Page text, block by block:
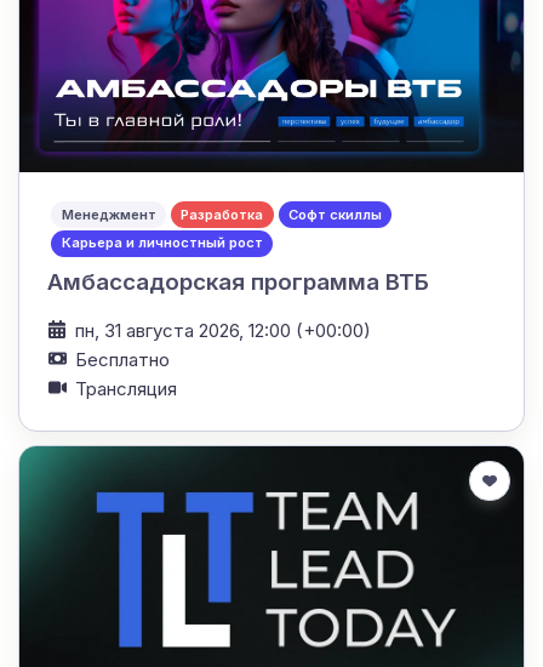
Менеджмент Разработка
Софт скиллы
Карьера и личностный рост
Амбассадорская программа ВТБ
пн, 31 августа 2026, 12:00 (+00:00)
Бесплатно
Трансляция